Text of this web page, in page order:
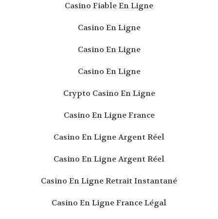
Casino Fiable En Ligne
Casino En Ligne
Casino En Ligne
Casino En Ligne
Crypto Casino En Ligne
Casino En Ligne France
Casino En Ligne Argent Réel
Casino En Ligne Argent Réel
Casino En Ligne Retrait Instantané
Casino En Ligne France Légal